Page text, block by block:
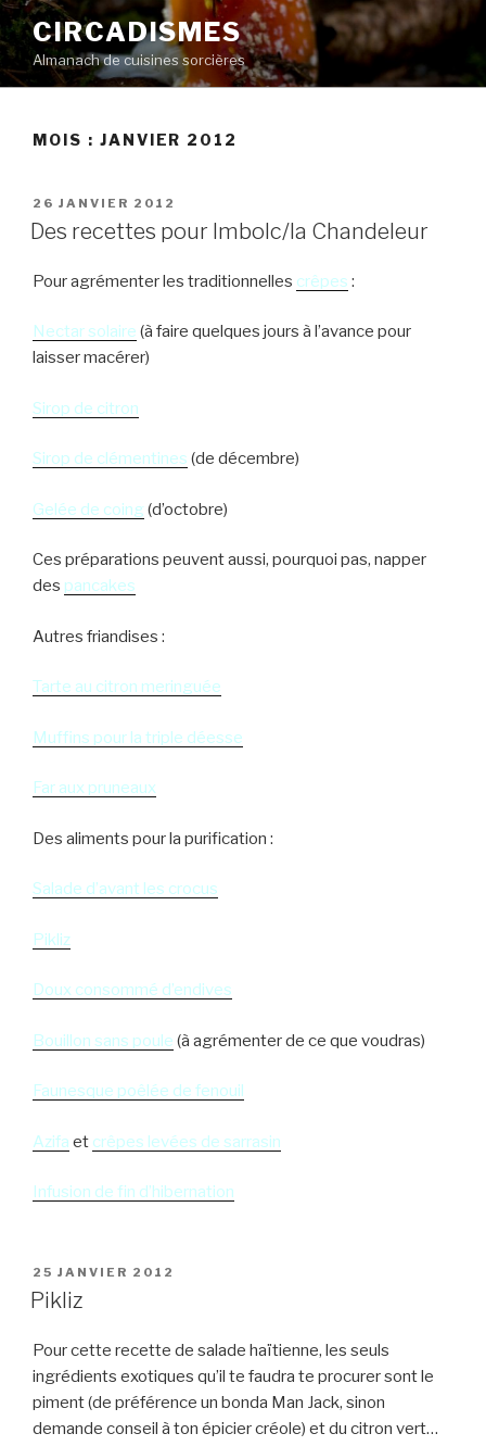
Aller
au
contenu
principal
CIRCADISMES
Almanach de cuisines sorcières
MOIS : JANVIER 2012
PUBLIÉ
LE
26 JANVIER 2012
Des recettes pour Imbolc/la Chandeleur
Pour agrémenter les traditionnelles crêpes :
Nectar solaire (à faire quelques jours à l’avance pour
laisser macérer)
Sirop de citron
Sirop de clémentines (de décembre)
Gelée de coing(d’octobre)
Ces préparations peuvent aussi, pourquoi pas, napper
des pancakes
Autres friandises :
Tarte au citron meringuée
Muffins pour la triple déesse
Far aux pruneaux
Des aliments pour la purification :
Salade d’avant les crocus
Pikliz
Doux consommé d’endives
Bouillon sans poule (à agrémenter de ce que voudras)
Faunesque poêlée de fenouil
Azifa et crêpes levées de sarrasin
Infusion de fin d’hibernation
PUBLIÉ
LE
25 JANVIER 2012
Pikliz
Pour cette recette de salade haïtienne, les seuls
ingrédients exotiques qu’il te faudra te procurer sont le
piment (de préférence un bonda Man Jack, sinon
demande conseil à ton épicier créole) et du citron vert…